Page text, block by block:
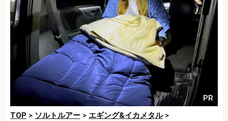
PR
TOP > ソルトルアー > エギング&イカメタル>